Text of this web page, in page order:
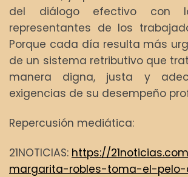
del diálogo efectivo con
representantes de los
Porque cada día resulta más
de un sistema retributivo que
manera digna, justa y
exigencias de su desempeño
Repercusión mediática:
21NOTICIAS: https://
margarita-robles-toma-el-